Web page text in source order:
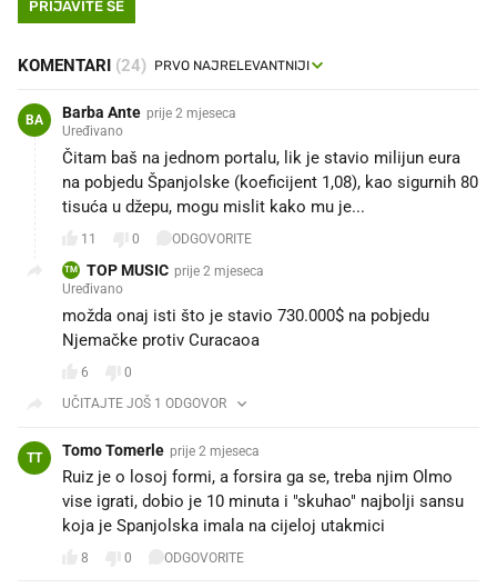
PRIJAVITE SE
KOMENTARI (24)
BA Barba Ante prije 2 mjeseca
Uređivano
Čitam baš na jednom portalu, lik je stavio milijun eura
na pobjedu Španjolske (koeficijent 1,08), kao sigurnih 80
tisuća u džepu, mogu mislit kako mu je... 😂😂😂
11 0 ODGOVORITE
TM TOP MUSIC prije 2 mjeseca
Uređivano
možda onaj isti što je stavio 730.000$ na pobjedu
Njemačke protiv Curacaoa
6
0
UČITAJTE JOŠ 1 ODGOVOR
TT Tomo Tomerle prije 2 mjeseca
Ruiz je o losoj formi, a forsira ga se, treba njim Olmo
vise igrati, dobio je 10 minuta i "skuhao" najbolji sansu
koja je Spanjolska imala na cijeloj utakmici
8 0 ODGOVORITE